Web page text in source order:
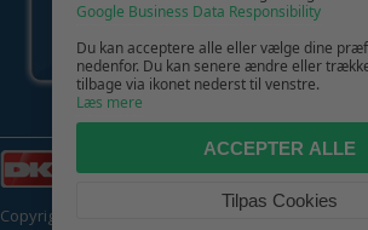
Copyright © 2026 | CVR: DK41222093 | Alle
Google Business Data Responsibility
Du kan acceptere alle eller vælge dine
nedenfor. Du kan senere ændre eller
tilbage via ikonet nederst til venstre.
Læs mere
ACCEPTER ALLE
Tilpas Cookies